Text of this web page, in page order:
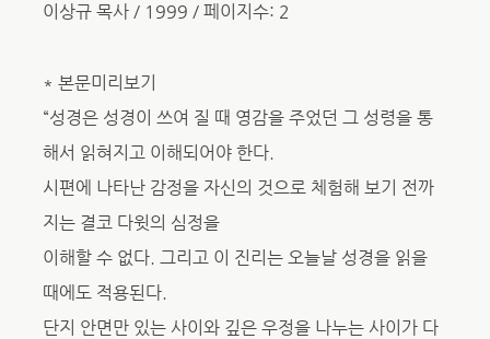
이상규 목사 / 1999 / 페이지수: 2
* 본문미리보기
“성경은 성경이 쓰여 질 때 영감을 주었던 그 성령을 통
해서 읽혀지고 이해되어야 한다.
시편에 나타난 감정을 자신의 것으로 체험해 보기 전까
지는 결코 다윗의 심정을
이해할 수 없다. 그리고 이 진리는 오늘날 성경을 읽을
때에도 적용된다.
단지 안면만 있는 사이와 깊은 우정을 나누는 사이가 다